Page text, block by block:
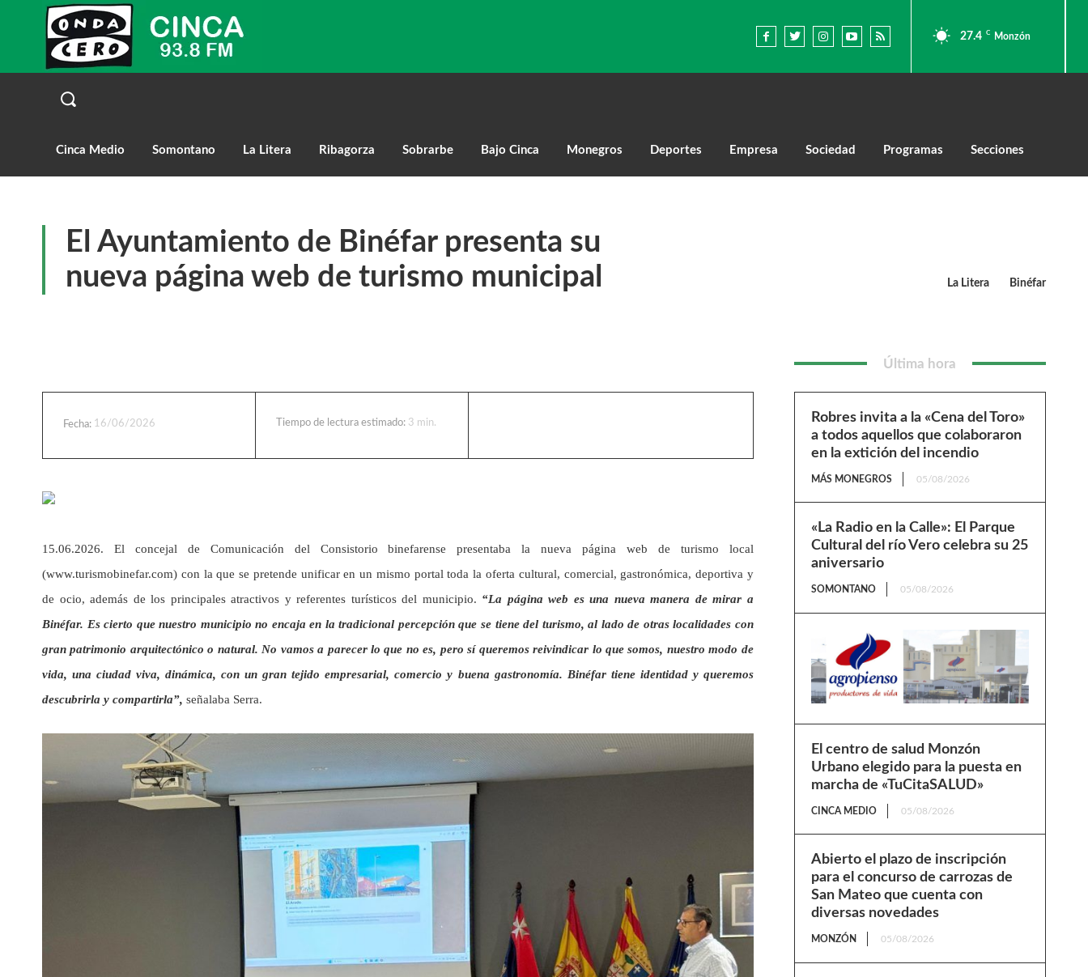
27.4 C Monzón
Cinca Medio Somontano La Litera Ribagorza Sobrarbe Bajo Cinca Monegros Deportes Empresa Sociedad Programas Secciones
El Ayuntamiento de Binéfar presenta su
nueva página web de turismo municipal
La Litera Binéfar
Fecha: 16/06/2026 Tiempo de lectura estimado: 3 min.
15.06.2026. El concejal de Comunicación del Consistorio binefarense presentaba la nueva página web de turismo local
(www.turismobinefar.com) con la que se pretende unificar en un mismo portal toda la oferta cultural, comercial, gastronómica, deportiva y
de ocio, además de los principales atractivos y referentes turísticos del municipio. “La página web es una nueva manera de mirar a
Binéfar. Es cierto que nuestro municipio no encaja en la tradicional percepción que se tiene del turismo, al lado de otras localidades con
gran patrimonio arquitectónico o natural. No vamos a parecer lo que no es, pero sí queremos reivindicar lo que somos, nuestro modo de
vida, una ciudad viva, dinámica, con un gran tejido empresarial, comercio y buena gastronomía. Binéfar tiene identidad y queremos
descubrirla y compartirla”, señalaba Serra.
Última hora
Robres invita a la «Cena del Toro»
a todos aquellos que colaboraron
en la extición del incendio
MÁS MONEGROS 05/08/2026
«La Radio en la Calle»: El Parque
Cultural del río Vero celebra su 25
aniversario
SOMONTANO 05/08/2026
El centro de salud Monzón
Urbano elegido para la puesta en
marcha de «TuCitaSALUD»
CINCA MEDIO 05/08/2026
Abierto el plazo de inscripción
para el concurso de carrozas de
San Mateo que cuenta con
diversas novedades
MONZÓN 05/08/2026